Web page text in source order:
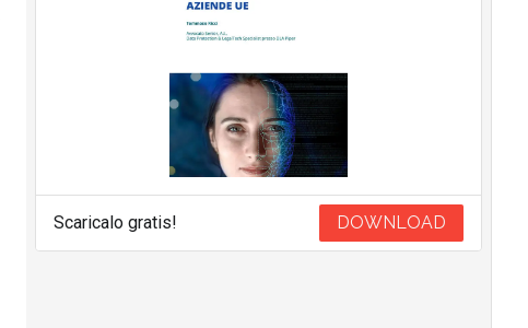
Scaricalo gratis! DOWNLOAD